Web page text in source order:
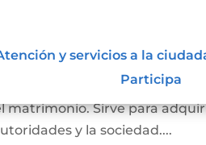
y servicios a la
Participa
que una persona está
matrimonio. Sirve para
y la sociedad....